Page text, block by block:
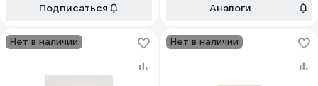
Подписаться
Аналоги
Нет в наличии Нет в наличии